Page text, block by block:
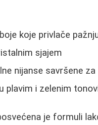
koje privlače
sjajem
nijanse savršene za
plavim i zelenim
je formuli